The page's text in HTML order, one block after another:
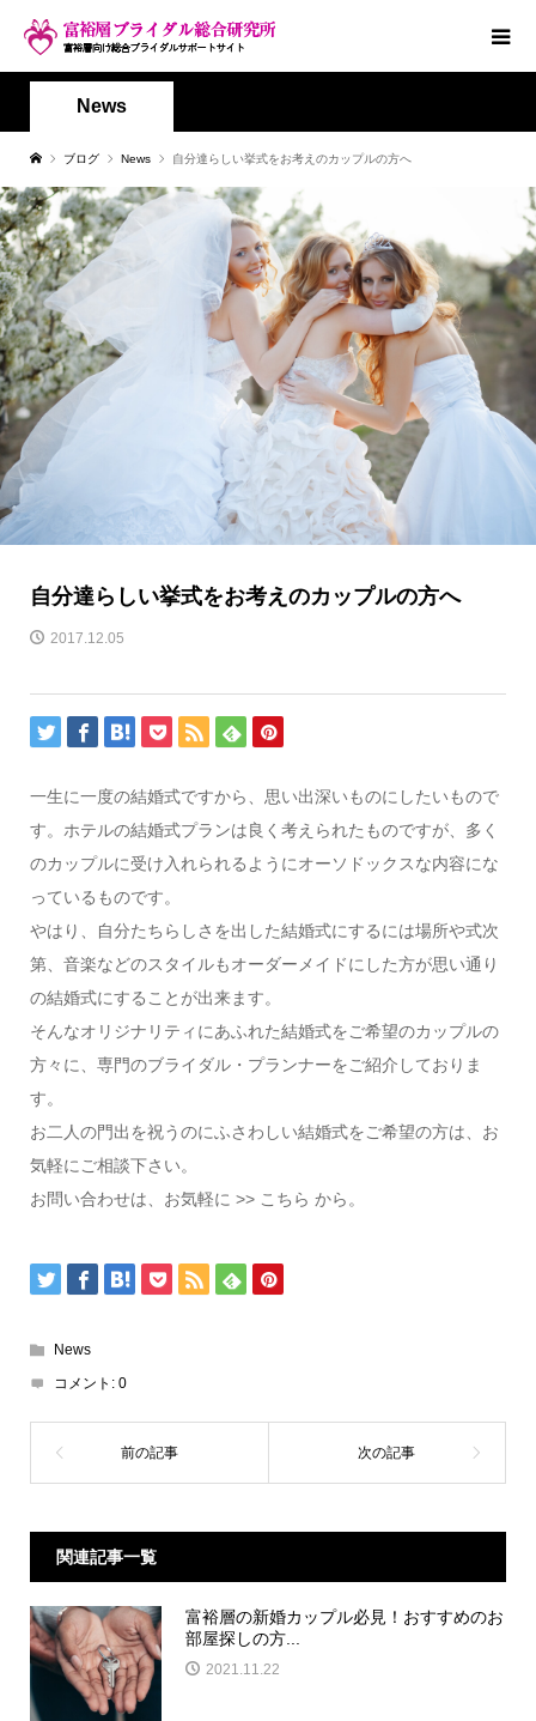
News
ブログ News 自分達らしい挙式をお考えのカップルの方へ
自分達らしい挙式をお考えのカップルの方へ
2017.12.05
一生に一度の結婚式ですから、思い出深いものにしたいもので
す。ホテルの結婚式プランは良く考えられたものですが、多く
のカップルに受け入れられるようにオーソドックスな内容にな
っているものです。
やはり、自分たちらしさを出した結婚式にするには場所や式次
第、音楽などのスタイルもオーダーメイドにした方が思い通り
の結婚式にすることが出来ます。
そんなオリジナリティにあふれた結婚式をご希望のカップルの
方々に、専門のブライダル・プランナーをご紹介しておりま
す。
お二人の門出を祝うのにふさわしい結婚式をご希望の方は、お
気軽にご相談下さい。
お問い合わせは、お気軽に >> こちら から。
News
コメント: 0
関連記事一覧
富裕層の新婚カップル必見！おすすめのお
部屋探しの方...
2021.11.22